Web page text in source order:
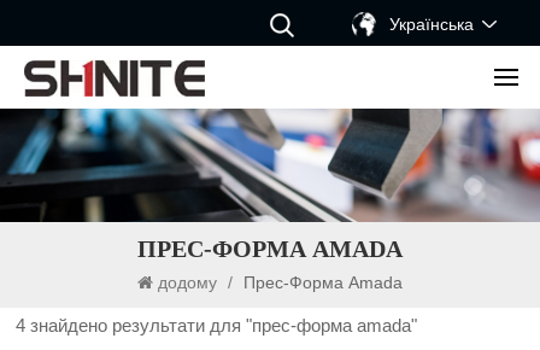
Українська
ПРЕС-ФОРМА AMADA
додому / Прес-Форма Amada
4 знайдено результати для "прес-форма amada"